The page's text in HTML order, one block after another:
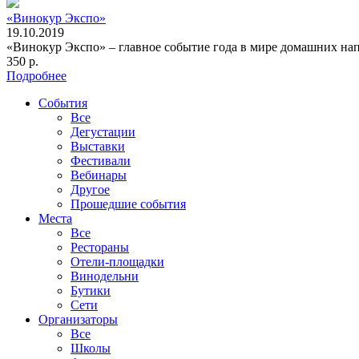
«Винокур Экспо»
19.10.2019
«Винокур Экспо» – главное событие года в мире домашних
350 р.
Подробнее
События
Все
Дегустации
Выставки
Фестивали
Вебинары
Другое
Прошедшие события
Места
Все
Рестораны
Отели-площадки
Винодельни
Бутики
Сети
Организаторы
Все
Школы